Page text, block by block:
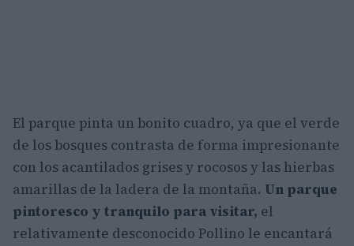
El parque pinta un bonito cuadro, ya que el verde
de los bosques contrasta de forma impresionante
con los acantilados grises y rocosos y las hierbas
amarillas de la ladera de la montaña. Un parque
pintoresco y tranquilo para visitar, el
relativamente desconocido Pollino le encantará